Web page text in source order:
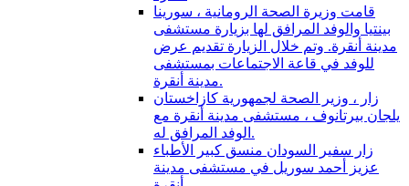
قامت وزيرة الصحة الرومانية ، سورينا
بينتيا والوفد المرافق لها بزيارة مستشفى
مدينة أنقرة. وتم خلال الزيارة تقديم عرض
للوفد في قاعة الاجتماعات بمستشفى
مدينة أنقرة.
زار ، وزير الصحة لجمهورية كازاخستان
يلجان بيرتانوف ، مستشفى مدينة أنقرة مع
الوفد المرافق له.
زار سفير السودان منسق كبير الأطباء
عزيز أحمد سوريل في مستشفى مدينة